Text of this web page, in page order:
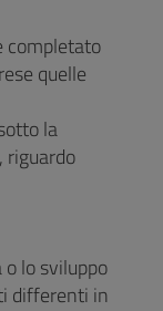
completato
quelle
la
riguardo
lo sviluppo
differenti in